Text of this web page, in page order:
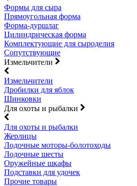
Формы для сыра
Прямоугольная форма
Форма-дуршлаг
Цилиндрическая форма
Комплектующие для сыроделия
Сопутствующие
Измельчители
Измельчители
Дробилки для яблок
Шинковки
Для охоты и рыбалки
Для охоты и рыбалки
Жерлицы
Лодочные моторы-болотоходы
Лодочные шесты
Оружейные шкафы
Подставки для удочек
Прочие товары